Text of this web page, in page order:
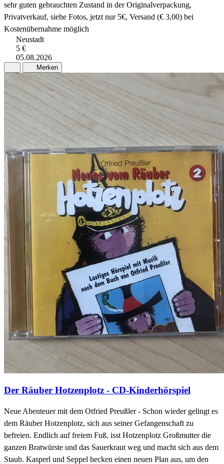
sehr guten gebrauchten Zustand in der Originalverpackung,
Privatverkauf, siehe Fotos, jetzt nur 5€, Versand (€ 3,00) bei
Kostenübernahme möglich
Neustadt
5 €
05.08.2026
Merken
Der Räuber Hotzenplotz - CD-Kinderhörspiel
Neue Abenteuer mit dem Otfried Preußler - Schon wieder gelingt es
dem Räuber Hotzenplotz, sich aus seiner Gefangenschaft zu
befreien. Endlich auf freiem Fuß, isst Hotzenplotz Großmutter die
ganzen Bratwürste und das Sauerkraut weg und macht sich aus dem
Staub. Kasperl und Seppel hecken einen neuen Plan aus, um den